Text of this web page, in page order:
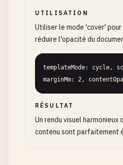
UTILISATION
Utiliser le mode 'cover'
réduire l'opacité du
templateMode: cycle,
marginMm: 2,
RÉSULTAT
Un rendu visuel harmonieux
contenu sont parfaitement